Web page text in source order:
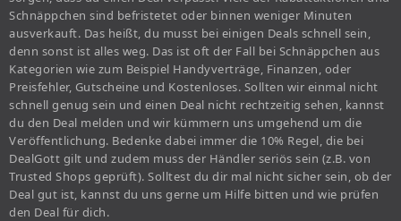
Schnäppchen sind befristetet oder binnen weniger Minuten
ausverkauft. Das heißt, du musst bei einigen Deals schnell sein,
denn sonst ist alles weg. Das ist oft der Fall bei Schnäppchen aus
Kategorien wie zum Beispiel Handyverträge, Finanzen, oder
Preisfehler, Gutscheine und Kostenloses. Sollten wir einmal nicht
schnell genug sein und einen Deal nicht rechtzeitig sehen, kannst
du den Deal melden und wir kümmern uns umgehend um die
Veröffentlichung. Bedenke dabei immer die 10% Regel, die bei
DealGott gilt und zudem muss der Händler seriös sein (z.B. von
Trusted Shops geprüft). Solltest du dir mal nicht sicher sein, ob der
Deal gut ist, kannst du uns gerne um Hilfe bitten und wie prüfen
den Deal für dich.